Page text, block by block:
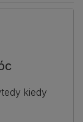
kiedy